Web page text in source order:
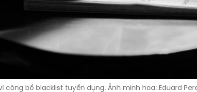
công bố blacklist tuyển dụng. Ảnh minh hoạ: Eduard